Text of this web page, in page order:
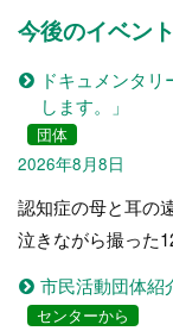
今後のイベント
ドキュメンタ
します。」
団体
2026年8月8日
認知症の母と耳の
泣きながら撮った
市民活動団体紹
センターから